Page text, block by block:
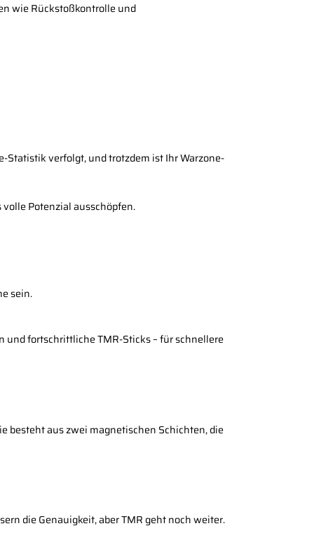
wie Rückstoßkontrolle und
Statistik verfolgt, und trotzdem ist Ihr Warzone-
Potenzial ausschöpfen.
sein.
und fortschrittliche TMR-Sticks – für schnellere
besteht aus zwei magnetischen Schichten, die
die Genauigkeit, aber TMR geht noch weiter.